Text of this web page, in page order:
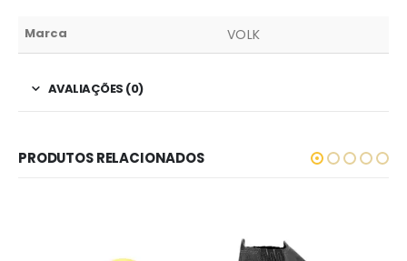
Marca VOLK
AVALIAÇÕES (0)
PRODUTOS RELACIONADOS